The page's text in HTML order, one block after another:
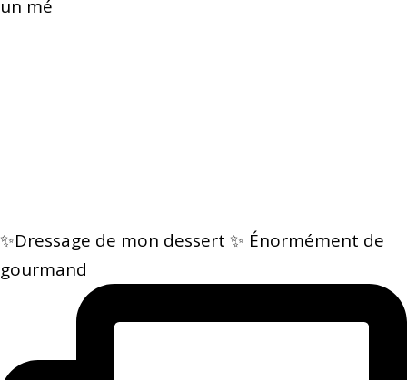
un mé
✨Dressage de mon dessert ✨ Énormément de
gourmand